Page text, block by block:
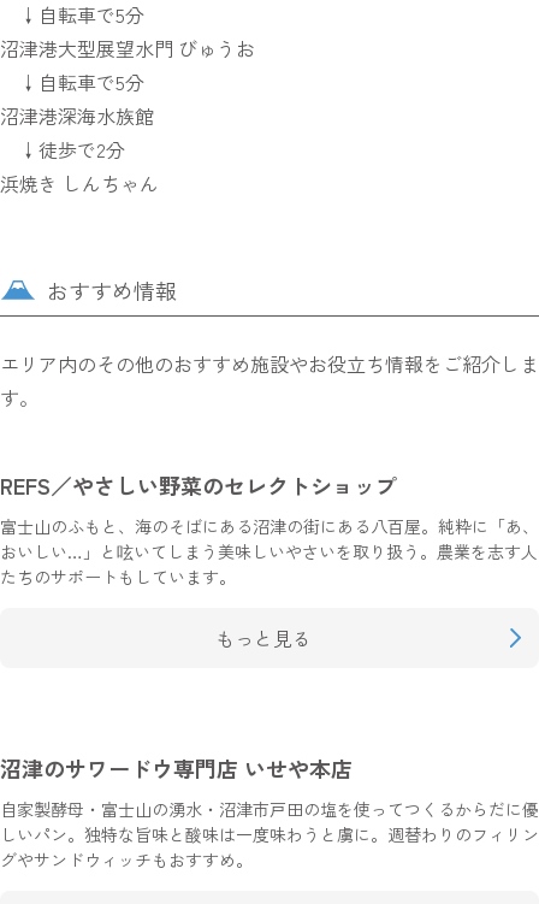
↓自転車で5分
沼津港大型展望水門 びゅうお
↓自転車で5分
沼津港深海水族館
↓徒歩で2分
浜焼き しんちゃん
おすすめ情報
エリア内のその他のおすすめ施設やお役立ち情報をご紹介しま
す。
REFS／やさしい野菜のセレクトショップ
富士山のふもと、海のそばにある沼津の街にある八百屋。純粋に「あ、
おいしい…」と呟いてしまう美味しいやさいを取り扱う。農業を志す人
たちのサポートもしています。
もっと見る
沼津のサワードウ専門店 いせや本店
自家製酵母・富士山の湧水・沼津市戸田の塩を使ってつくるからだに優
しいパン。独特な旨味と酸味は一度味わうと虜に。週替わりのフィリン
グやサンドウィッチもおすすめ。